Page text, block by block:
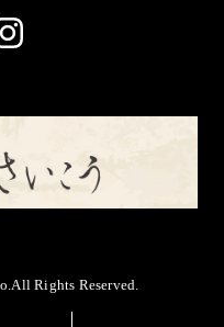
Rights Reserved.